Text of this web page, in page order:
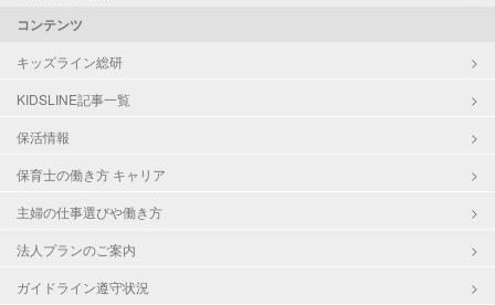
コンテンツ
キッズライン総研
KIDSLINE記事一覧
保活情報
保育士の働き方 キャリア
主婦の仕事選びや働き方
法人プランのご案内
ガイドライン遵守状況